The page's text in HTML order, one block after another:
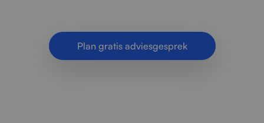
Plan gratis adviesgesprek